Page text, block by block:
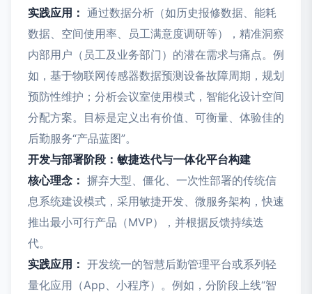
实践应用： 通过数据分析（如历史报修数据、能耗
数据、空间使用率、员工满意度调研等），精准洞察
内部用户（员工及业务部门）的潜在需求与痛点。例
如，基于物联网传感器数据预测设备故障周期，规划
预防性维护；分析会议室使用模式，智能化设计空间
分配方案。目标是定义出有价值、可衡量、体验佳的
后勤服务“产品蓝图”。
开发与部署阶段：敏捷迭代与一体化平台构建
核心理念： 摒弃大型、僵化、一次性部署的传统信
息系统建设模式，采用敏捷开发、微服务架构，快速
推出最小可行产品（MVP），并根据反馈持续迭
代。
实践应用： 开发统一的智慧后勤管理平台或系列轻
量化应用（App、小程序）。例如，分阶段上线“智